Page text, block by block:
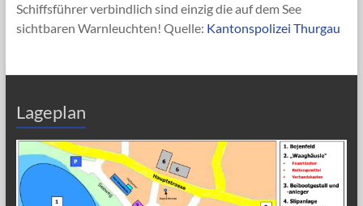
Schiffsführer verbindlich sind einzig die auf dem See
sichtbaren Warnleuchten! Quelle: Kantonspolizei Thurgau
Lageplan